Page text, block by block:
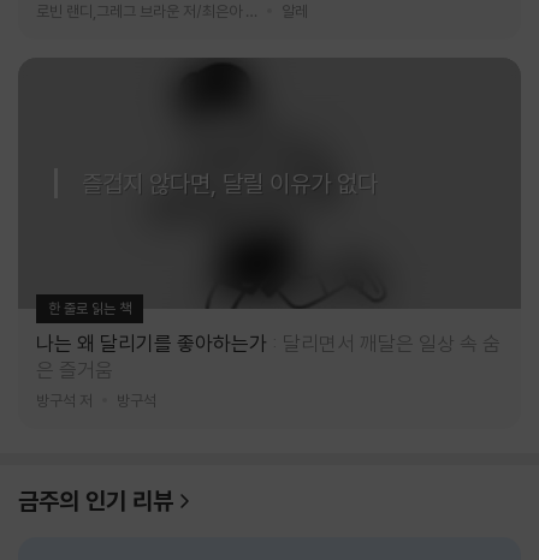
알레
즐겁지 않다면, 달릴 이유가 없다
한 줄로 읽는 책
나는 왜 달리기를 좋아하는가
달리면서 깨달은 일상 속 숨
은 즐거움
방구석 저 방구석
금주의 인기 리뷰